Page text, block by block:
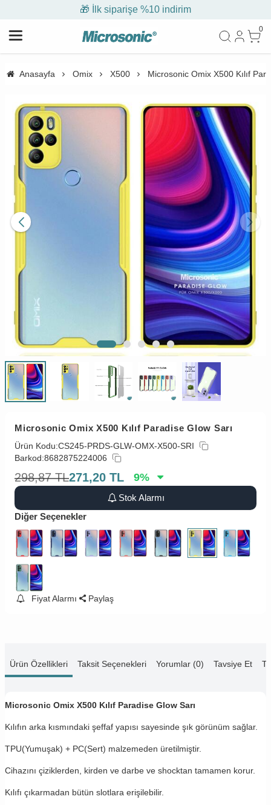
🎁 İlk siparişe %10 indirim
0
Anasayfa Omix X500 Microsonic Omix X500 Kılıf
Microsonic Omix X500 Kılıf Paradise Glow Sarı
Ürün Kodu:CS245-PRDS-GLW-OMX-X500-SRI
Barkod:8682875224006
298,87 TL271,20 TL 9%
Stok Alarmı
Diğer Seçenekler
Fiyat Alarmı Paylaş
Ürün Özellikleri Taksit Seçenekleri Yorumlar (0) Tavsiye Et
Microsonic Omix X500 Kılıf Paradise Glow Sarı
Kılıfın arka kısmındaki şeffaf yapısı sayesinde şık görünüm sağlar.
TPU(Yumuşak) + PC(Sert) malzemeden üretilmiştir.
Cihazını çiziklerden, kirden ve darbe ve shocktan tamamen korur.
Kılıfı çıkarmadan bütün slotlara erişilebilir.